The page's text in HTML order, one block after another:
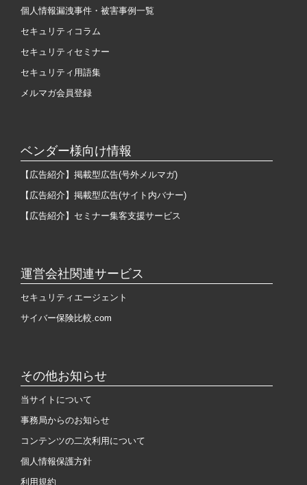
個人情報漏洩事件・被害事例一覧
セキュリティコラム
セキュリティセミナー
セキュリティ用語集
メルマガ会員登録
ベンダー様向け情報
【広告紹介】掲載型広告(号外メルマガ)
【広告紹介】掲載型広告(サイト内バナー)
【広告紹介】セミナー集客支援サービス
運営会社関連サービス
セキュリティエージェント
サイバー保険比較.com
その他お知らせ
当サイトについて
事務局からのお知らせ
コンテンツの二次利用について
個人情報保護方針
利用規約